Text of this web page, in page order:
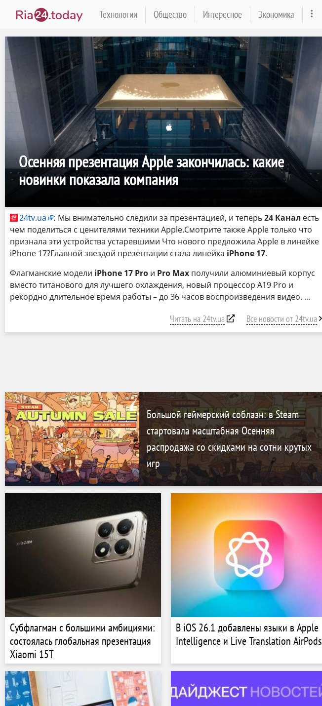
Технологии Общество Интересное Экономика
Осенняя презентация Apple закончилась: какие
новинки показала компания
24tv.ua : Мы внимательно следили за презентацией, и теперь24 Канал есть
чем поделиться с ценителями техники Apple.Смотрите также Apple только что
признала эти устройства устаревшими Что нового предложила Apple в линейке
iPhone 17?Главной звездой презентации стала линейка iPhone 17.
Флагманские модели iPhone 17 Pro и Pro Max получили алюминиевый корпус
вместо титанового для лучшего охлаждения, новый процессор A19 Pro и
рекордно длительное время работы – до 36 часов воспроизведения видео.
Читать на 24tv.ua Все новости от 24tv.ua
Большой геймерский соблазн: в Steam
стартовала масштабная Осенняя
распродажа со скидками на сотни крутых
игр
Субфлагман с большими амбициями:
состоялась глобальная презентация
Xiaomi 15T
В iOS 26.1 добавлены языки в Apple
Intelligence и Live Translation AirPods